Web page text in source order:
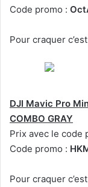
Code promo :
Pour craquer
DJI Mavic Pro
COMBO GRAY
Prix avec le code
Code promo :
Pour craquer